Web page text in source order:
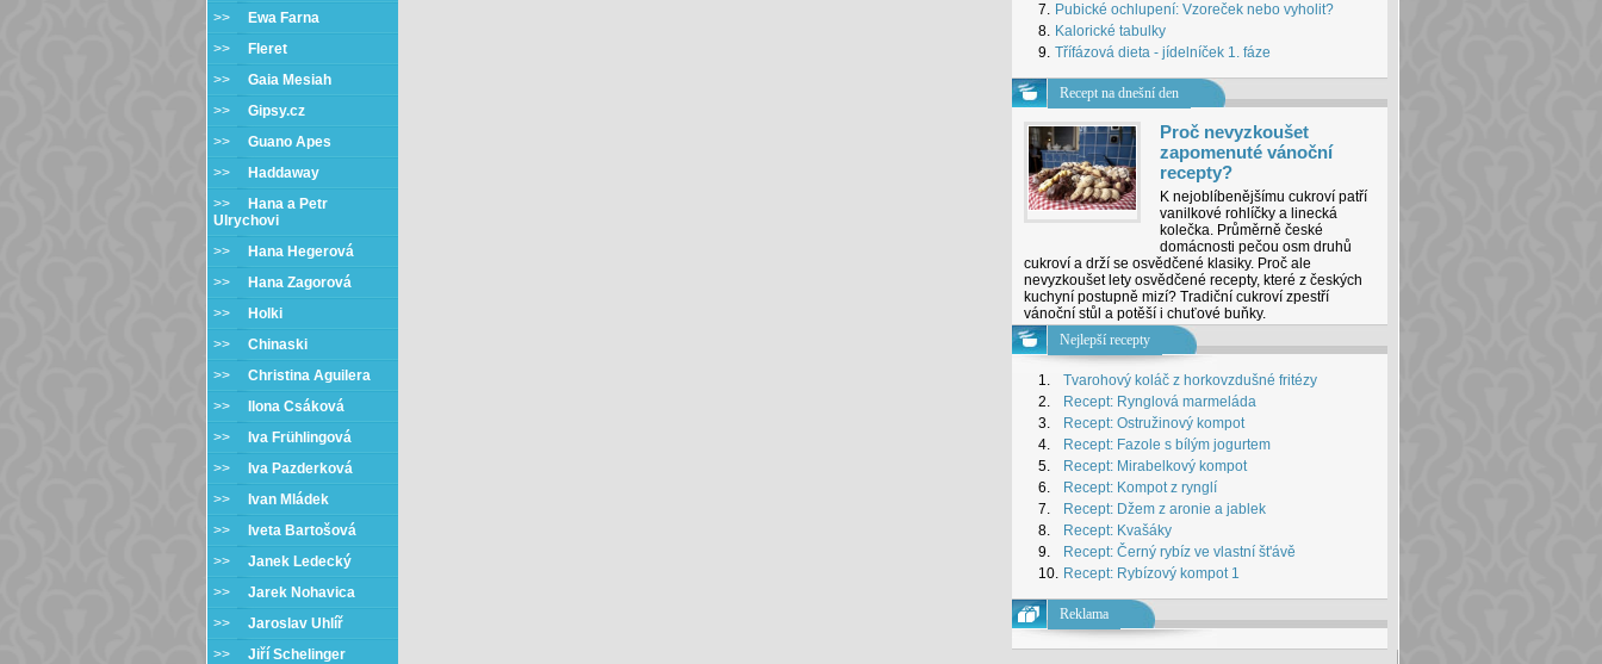
>>
Ewa Farna
>>
Fleret
>> Gaia Mesiah
>> Gipsy.cz
>> Guano Apes
>>
Haddaway
>>
Hana a Petr
Ulrychovi
>>
Hana Hegerová
>>
Hana Zagorová
>>
Holki
>> Chinaski
>> Christina Aguilera
>>
Ilona Csáková
>>
Iva Frühlingová
>>
Iva Pazderková
>>
Ivan Mládek
>>
Iveta Bartošová
>> Janek Ledecký
>> Jarek Nohavica
>> Jaroslav Uhlíř
>> Jiří Schelinger
7. Pubické ochlupení: Vzoreček nebo vyholit?
8. Kalorické tabulky
9. Třífázová dieta - jídelníček 1. fáze
Recept na dnešní den
Proč nevyzkoušet
zapomenuté vánoční
recepty?
K nejoblíbenějšímu cukroví patří
vanilkové rohlíčky a linecká
kolečka. Průměrně české
domácnosti pečou osm druhů
cukroví a drží se osvědčené klasiky. Proč ale
nevyzkoušet lety osvědčené recepty, které z českých
kuchyní postupně mizí? Tradiční cukroví zpestří
vánoční stůl a potěší i chuťové buňky.
Nejlepší recepty
1.
Tvarohový koláč z horkovzdušné fritézy
2.
Recept: Rynglová marmeláda
3.
Recept: Ostružinový kompot
4.
Recept: Fazole s bílým jogurtem
5.
Recept: Mirabelkový kompot
6.
Recept: Kompot z rynglí
7.
Recept: Džem z aronie a jablek
8.
Recept: Kvašáky
9.
Recept: Černý rybíz ve vlastní št'ávě
10. Recept: Rybízový kompot 1
Reklama